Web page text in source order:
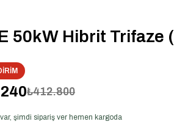
50kW Hibrit Trifaze
₺412.800
şimdi sipariş ver hemen kargoda